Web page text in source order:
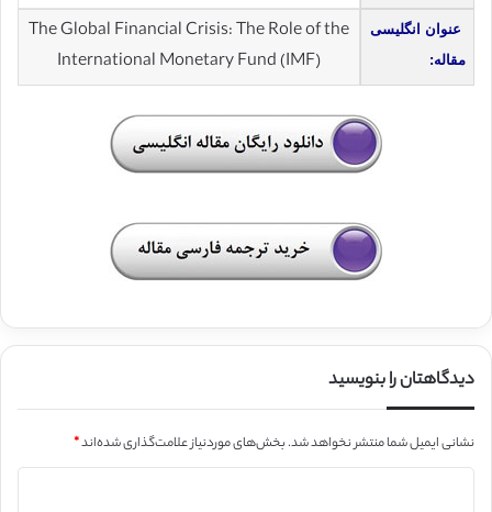
عنوان انگلیسی
مقاله:
The Global Financial Crisis: The Role of the
International Monetary Fund (IMF)
دیدگاهتان را بنویسید
نشانی ایمیل شما منتشر نخواهد شد.بخش‌های موردنیاز علامت‌گذاری شده‌اند*